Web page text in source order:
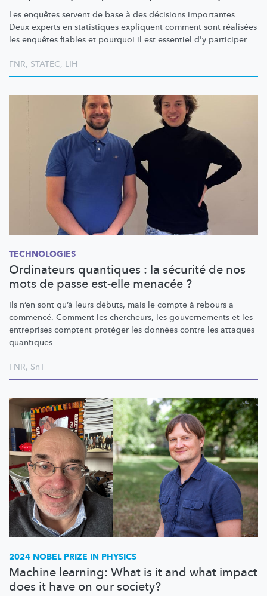
Les enquêtes servent de base à des décisions importantes.
Deux experts en statistiques expliquent comment sont réalisées
les enquêtes fiables et pourquoi il est essentiel d'y participer.
FNR, STATEC, LIH
TECHNOLOGIES
Ordinateurs quantiques : la sécurité de nos
mots de passe est-elle menacée ?
Ils n’en sont qu’à leurs débuts, mais le compte à rebours a
commencé. Comment les chercheurs, les gouvernements et les
entreprises comptent protéger les données contre les attaques
quantiques.
FNR, SnT
2024 NOBEL PRIZE IN PHYSICS
Machine learning: What is it and what impact
does it have on our society?